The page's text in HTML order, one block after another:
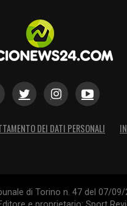
DEI DATI PERSONALI
di Torino n. 47 del 07/